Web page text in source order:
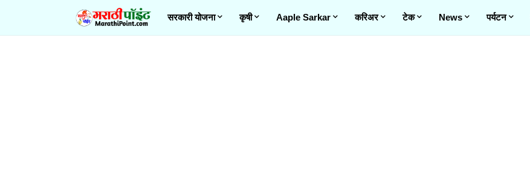
सरकारी योजना कृषी Aaple Sarkar करिअर टेक News पर्यटन